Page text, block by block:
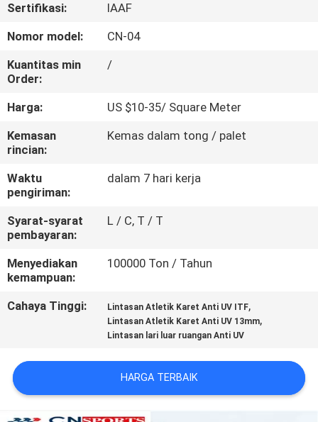
TUR
PABRIK
KONTROL
KUALITAS
HUBUNGI
KAMI
PERMINTAAN
SITEMAP
POLICY
Sertifikasi:
IAAF
Nomor model:
CN-04
Kuantitas min
Order:
/
Harga:
US $10-35/ Square Meter
Kemasan
rincian:
Kemas dalam tong / palet
Waktu
pengiriman:
dalam 7 hari kerja
Syarat-syarat
pembayaran:
L / C, T / T
Menyediakan
kemampuan:
100000 Ton / Tahun
Cahaya Tinggi: Lintasan Atletik Karet Anti UV ITF,
Lintasan Atletik Karet Anti UV 13mm,
Lintasan lari luar ruangan Anti UV
HARGA TERBAIK